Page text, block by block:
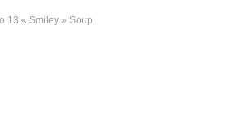
13 « Smiley » Soup